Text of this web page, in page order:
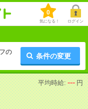
0
気になる！ ログイン
の
条件の変更
平均時給: --- 円